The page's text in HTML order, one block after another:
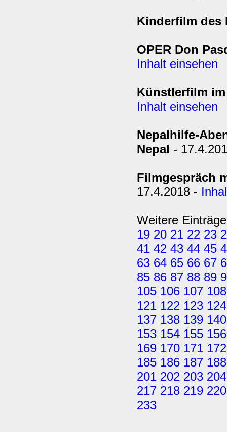
Kinderfilm des
OPER Don
Inhalt einsehen
Künstlerfilm
Inhalt einsehen
Nepalhilfe-
Nepal -
Filmgespräch
17.4.2018 -
Weitere
19 20 21 22 23
41 42 43 44 45
63 64 65 66 67
85 86 87 88 89
105 106 107 108
121 122 123 124
137 138 139 140
153 154 155 156
169 170 171 172
185 186 187 188
201 202 203 204
217 218 219 220
233